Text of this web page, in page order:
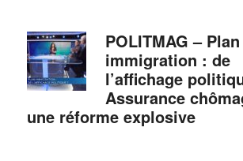
POLITMAG – Plan
immigration : de
l’affichage
Assurance
une réforme explosive